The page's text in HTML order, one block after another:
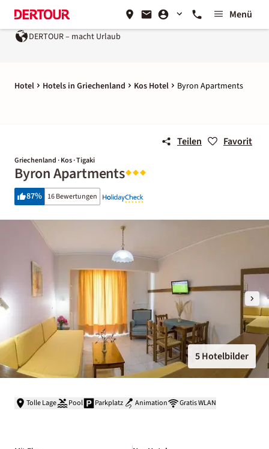
Menü
DERTOUR – macht Urlaub
Hotel Hotels in Griechenland Kos Hotel Byron Apartments
Teilen Favorit
Griechenland · Kos · Tigaki
Byron Apartments
87% 16 Bewertungen
5 Hotelbilder
Tolle Lage Pool Parkplatz Animation Gratis WLAN